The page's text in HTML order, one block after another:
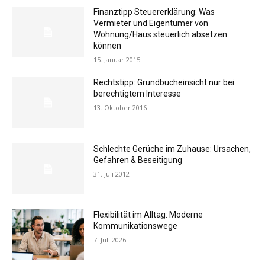
Finanztipp Steuererklärung: Was
Vermieter und Eigentümer von
Wohnung/Haus steuerlich absetzen
können
15. Januar 2015
Rechtstipp: Grundbucheinsicht nur bei
berechtigtem Interesse
13. Oktober 2016
Schlechte Gerüche im Zuhause: Ursachen,
Gefahren & Beseitigung
31. Juli 2012
Flexibilität im Alltag: Moderne
Kommunikationswege
7. Juli 2026